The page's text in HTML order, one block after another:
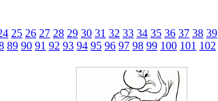
25 26 27 28 29 30 31 32 33 34 35 36 37 38 39
89 90 91 92 93 94 95 96 97 98 99 100 101 102